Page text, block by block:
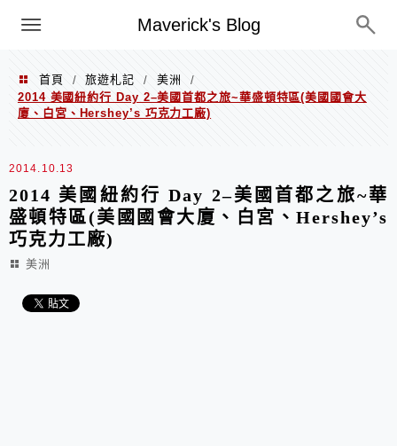
Maverick's Blog
Menu
首頁 / 旅遊札記 / 美洲
/
2014 美國紐約行 Day 2–美國首都之旅~華盛頓特區(美國國會大
廈、白宮、Hershey’s 巧克力工廠)
2014.10.13
2014 美國紐約行 Day 2–美國首都之旅~華
盛頓特區(美國國會大廈、白宮、Hershey’s
巧克力工廠)
美洲